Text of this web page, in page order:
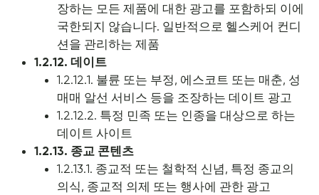
장하는 모든 제품에 대한 광고를 포함하되 이에
국한되지 않습니다. 일반적으로 헬스케어 컨디
션을 관리하는 제품
1.2.12. 데이트
1.2.12.1. 불륜 또는 부정, 에스코트 또는 매춘, 성
매매 알선 서비스 등을 조장하는 데이트 광고
1.2.12.2. 특정 민족 또는 인종을 대상으로 하는
데이트 사이트
1.2.13. 종교 콘텐츠
1.2.13.1. 종교적 또는 철학적 신념, 특정 종교의
의식, 종교적 의제 또는 행사에 관한 광고